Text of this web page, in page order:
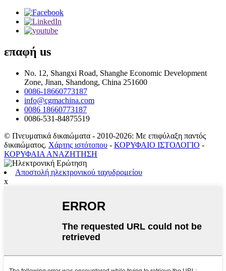
επαφή us
No. 12, Shangxi Road, Shanghe Economic Development
Zone, Jinan, Shandong, China 251600
0086-18660773187
info@cgmachina.com
0086 18660773187
0086-531-84875519
© Πνευματικά δικαιώματα - 2010-2026: Με επιφύλαξη παντός
δικαιώματος. Χάρτης ιστότοπου - ΚΟΡΥΦΑΙΟ ΙΣΤΟΛΟΓΙΟ -
ΚΟΡΥΦΑΙΑ ΑΝΑΖΗΤΗΣΗ
Αποστολή ηλεκτρονικού ταχυδρομείου
x